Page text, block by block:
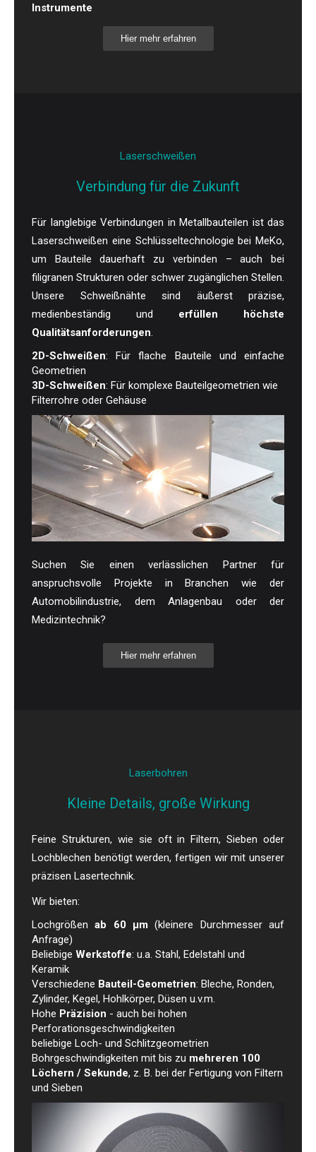
Instrumente
Hier mehr erfahren
Laserschweißen
Verbindung für die Zukunft
Für langlebige Verbindungen in Metallbauteilen ist das
Laserschweißen eine Schlüsseltechnologie bei MeKo,
um Bauteile dauerhaft zu verbinden – auch bei
filigranen Strukturen oder schwer zugänglichen Stellen.
Unsere Schweißnähte sind äußerst präzise,
medienbeständig und erfüllen höchste
Qualitätsanforderungen.
2D-Schweißen: Für flache Bauteile und einfache
Geometrien
3D-Schweißen: Für komplexe Bauteilgeometrien wie
Filterrohre oder Gehäuse
Suchen Sie einen verlässlichen Partner für
anspruchsvolle Projekte in Branchen wie der
Automobilindustrie, dem Anlagenbau oder der
Medizintechnik?
Hier mehr erfahren
Laserbohren
Kleine Details, große Wirkung
Feine Strukturen, wie sie oft in Filtern, Sieben oder
Lochblechen benötigt werden, fertigen wir mit unserer
präzisen Lasertechnik.
Wir bieten:
Lochgrößenab 60 µm (kleinere Durchmesser auf
Anfrage)
Beliebige Werkstoffe: u.a. Stahl, Edelstahl und
Keramik
Verschiedene Bauteil-Geometrien: Bleche, Ronden,
Zylinder, Kegel, Hohlkörper, Düsen u.v.m.
Hohe Präzision - auch bei hohen
Perforationsgeschwindigkeiten
beliebige Loch- und Schlitzgeometrien
Bohrgeschwindigkeiten mit bis zu mehreren 100
Löchern / Sekunde, z. B. bei der Fertigung von Filtern
und Sieben